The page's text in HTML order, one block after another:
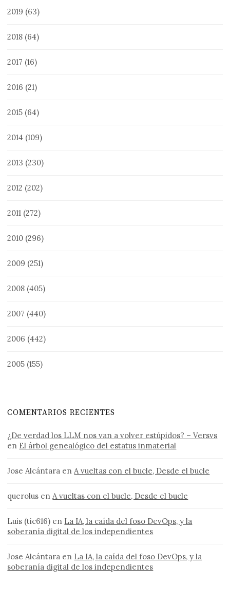
2019 (63)
2018 (64)
2017 (16)
2016 (21)
2015 (64)
2014 (109)
2013 (230)
2012 (202)
2011 (272)
2010 (296)
2009 (251)
2008 (405)
2007 (440)
2006 (442)
2005 (155)
COMENTARIOS RECIENTES
¿De verdad los LLM nos van a volver estúpidos? – Versvs
en El árbol genealógico del estatus inmaterial
Jose Alcántara en A vueltas con el bucle, Desde el bucle
querolus en A vueltas con el bucle, Desde el bucle
Luis (tic616) en La IA, la caída del foso DevOps, y la
soberanía digital de los independientes
Jose Alcántara en La IA, la caída del foso DevOps, y la
soberanía digital de los independientes